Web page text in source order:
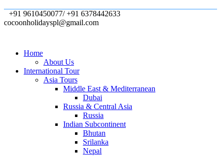
+91 9610450077/ +91 6378442633
cocoonholidayspl@gmail.com
Home
About Us
International Tour
Asia Tours
Middle East & Mediterranean
Dubai
Russia & Central Asia
Russia
Indian Subcontinent
Bhutan
Srilanka
Nepal